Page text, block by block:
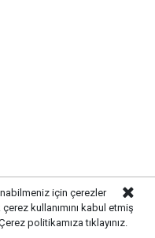
için çerezler
kullanımını kabul etmiş
politikamıza tıklayınız.